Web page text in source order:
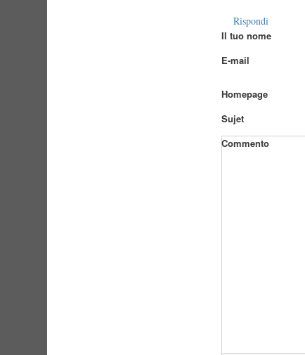
Rispondi
Il tuo nome
E-mail
Homepage
Sujet
Commento